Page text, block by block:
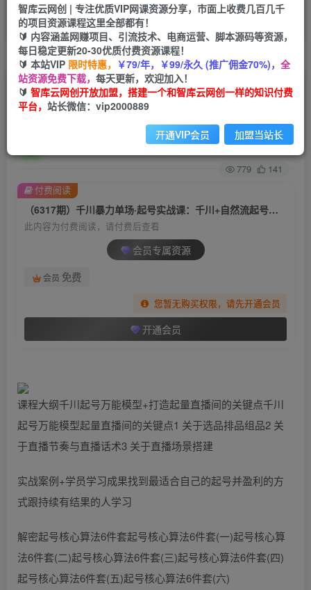
网赚网创 项目
365天稳定跟新
APP下载
GO
首页 创业课程 会员专属 正文
（6317期）千川暴力单场·起号实战课：千川+自然
流起号实战， 解密核心算法6件套
关注 私信
779 141
（6317期）千川暴力单场·起号实战课：千川+自然流起号实战， 解密核心算法6件套
此内容为付费阅读，请付费后查看
会员专属资源
会员 免费
您暂无购买权限，请先开通会员
开通会员
付费阅读
课程大纲千川起号万能模型+打造起量直播间的关键点千川
起号万能模型起量直播间的关键点1 关于选品排品组品2 关
于直播节奏与直播话术3 关于直播场景搭建
实战案例+学员学习成果找到最适合自己的起号并盈利的方
式跟持续有结果的人学习
解密起号核心算法6件套起号核心算法6件套(一)起号核心算
法6件套(二)起号核心算法6件套(三)起号核心算法6件套(四)
起号核心算法6件套(五)起号核心算法6件套(六)
智库云网创 | 专注优质VIP网课资源分享，市面上收费几百几千
的项目资源课程这里全部都有！
🔰 内容涵盖网赚项目、引流技术、电商运营、脚本源码等资源，
每日稳定更新20-30优质付费资源课程！
🔰 本站VIP 限时特惠， ￥79/年，￥99/永久 (推广佣金70%)， 全
站资源免费下载， 每天更新，欢迎加入！
🔰 智库云网创开放加盟，搭建一个和智库云网创一样的知识付费
平台， 站长微信：vip2000889
开通VIP会员 加盟当站长